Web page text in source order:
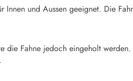
und Aussen geeignet. Die
die Fahne jedoch eingeholt werden.